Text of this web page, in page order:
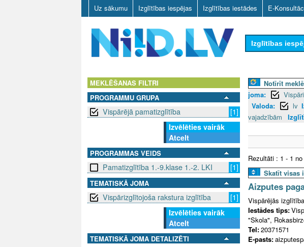
Uz sākumu Izglītības iespējas Izglītības iestādes E-
V
Izglītības
MEKLĒŠANAS FILTRI
PROGRAMMU GRUPA
Vispārējā pamatizglītība
[1]
Izvēlēties vairāk
Atcelt
PROGRAMMAS VEIDS
Pamatizglītība 1.-9.klase 1.-2. LKI [1]
TEMATISKĀ JOMA
Vispārizglītojoša rakstura izglītība
[1]
Izvēlēties vairāk
Atcelt
TEMATISKĀ JOMA DETALIZĒTI
Notīrīt
joma:
Valoda:
lv
vajadzībām
Rezultāti : 1 - 1 no
Skatīt visas
Aizputes
Vispārējās
Iestādes tips:
"Skola",
Tel:20371571
E-pasts: